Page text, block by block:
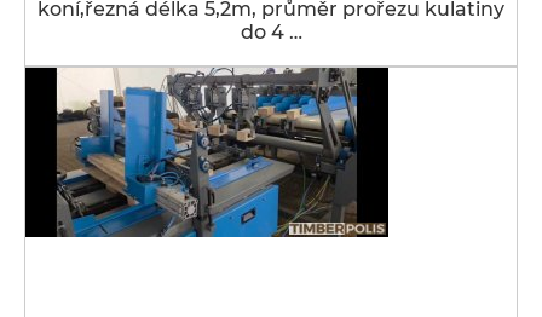
koní,řezná délka 5,2m, průměr prořezu kulatiny
do 4 …